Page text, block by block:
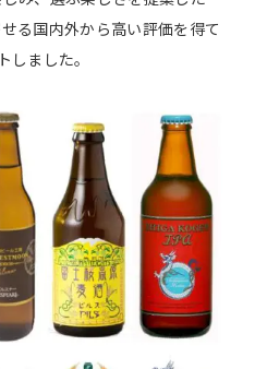
る国内外から高い評価を得て
しました。